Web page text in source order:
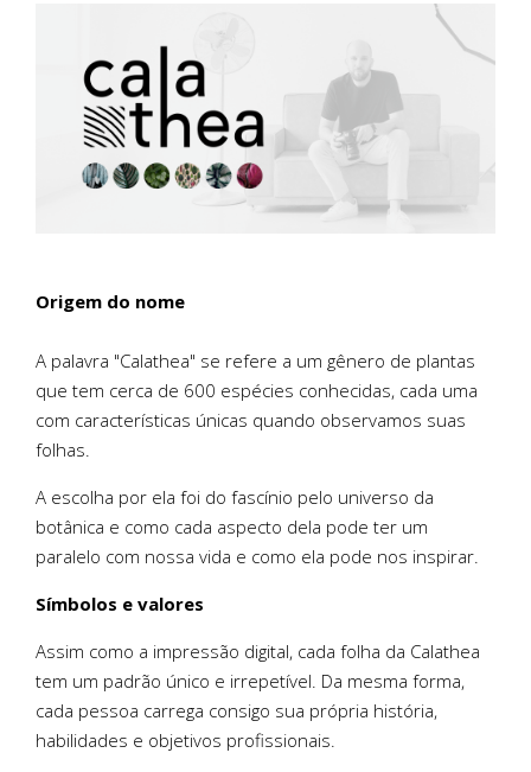
Origem do nome
A palavra "Calathea" se refere a um gênero de plantas
que tem cerca de 600 espécies conhecidas, cada uma
com características únicas quando observamos suas
folhas.
A escolha por ela foi do fascínio pelo universo da
botânica e como cada aspecto dela pode ter um
paralelo com nossa vida e como ela pode nos inspirar.
Símbolos e valores
Assim como a impressão digital, cada folha da Calathea
tem um padrão único e irrepetível. Da mesma forma,
cada pessoa carrega consigo sua própria história,
habilidades e objetivos profissionais.